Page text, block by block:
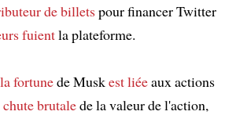
de billetspour financer Twitter
fuientla plateforme.
la fortunede Muskest liéeaux actions
brutalede la valeur de l'action,